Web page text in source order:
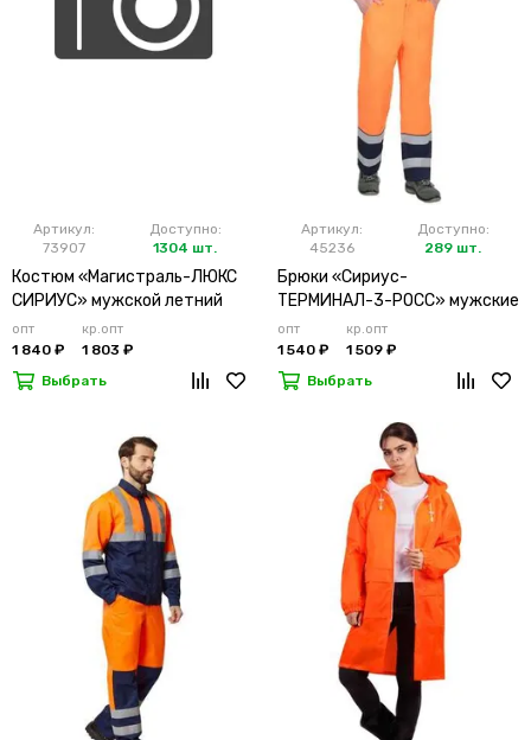
Артикул:
73907
Доступно:
1304 шт.
Костюм «Магистраль-ЛЮКС
СИРИУС» мужской летний
оранжевый
опт
1 840 ₽
кр.опт
1 803 ₽
Выбрать
Артикул:
45236
Доступно:
289 шт.
Брюки «Сириус-
ТЕРМИНАЛ-3-РОСС» мужские
летние оранжевые
опт
1 540 ₽
кр.опт
1 509 ₽
Выбрать